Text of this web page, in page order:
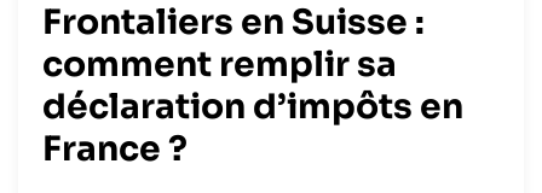
Frontaliers en Suisse :
comment remplir sa
déclaration d’impôts en
France ?